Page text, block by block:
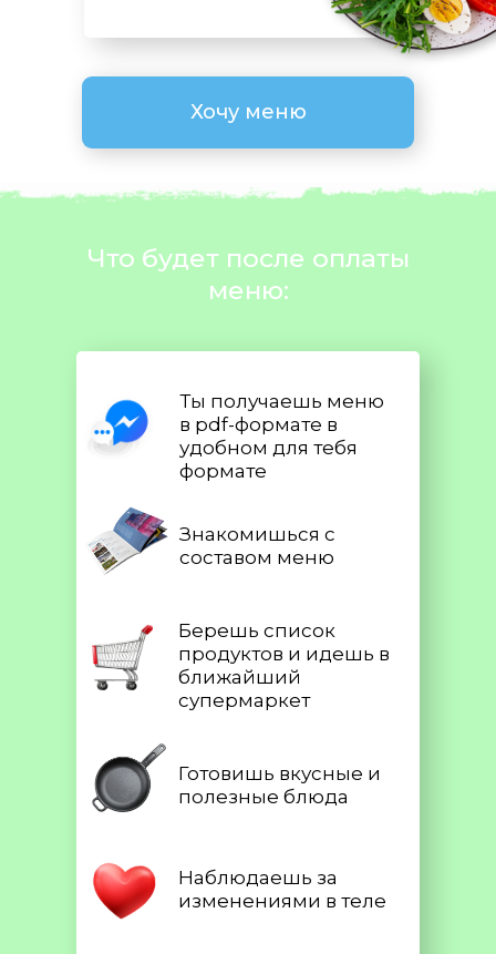
Хочу меню
Что будет после оплаты
меню:
Знакомишься с
составом меню
Готовишь вкусные и
полезные блюда
Наблюдаешь за
изменениями в теле
Берешь список
продуктов и идешь в
ближайший
супермаркет
Ты получаешь меню
в pdf-формате в
удобном для тебя
формате